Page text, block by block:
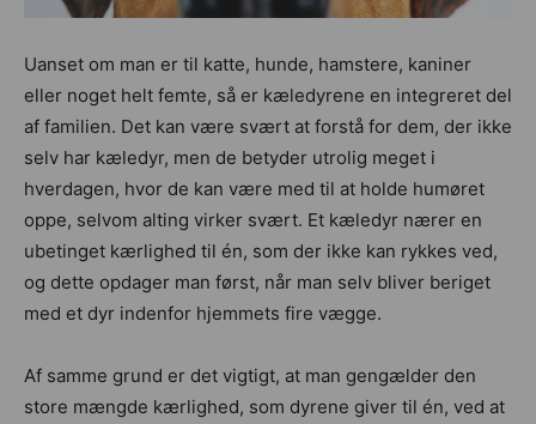
Uanset om man er til katte, hunde, hamstere, kaniner
eller noget helt femte, så er kæledyrene en integreret del
af familien. Det kan være svært at forstå for dem, der ikke
selv har kæledyr, men de betyder utrolig meget i
hverdagen, hvor de kan være med til at holde humøret
oppe, selvom alting virker svært. Et kæledyr nærer en
ubetinget kærlighed til én, som der ikke kan rykkes ved,
og dette opdager man først, når man selv bliver beriget
med et dyr indenfor hjemmets fire vægge.
Af samme grund er det vigtigt, at man gengælder den
store mængde kærlighed, som dyrene giver til én, ved at